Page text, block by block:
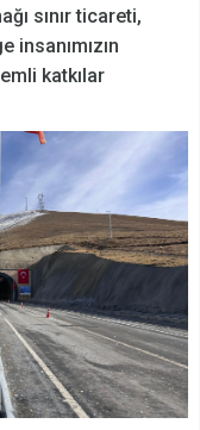
sınır ticareti,
insanımızın
katkılar